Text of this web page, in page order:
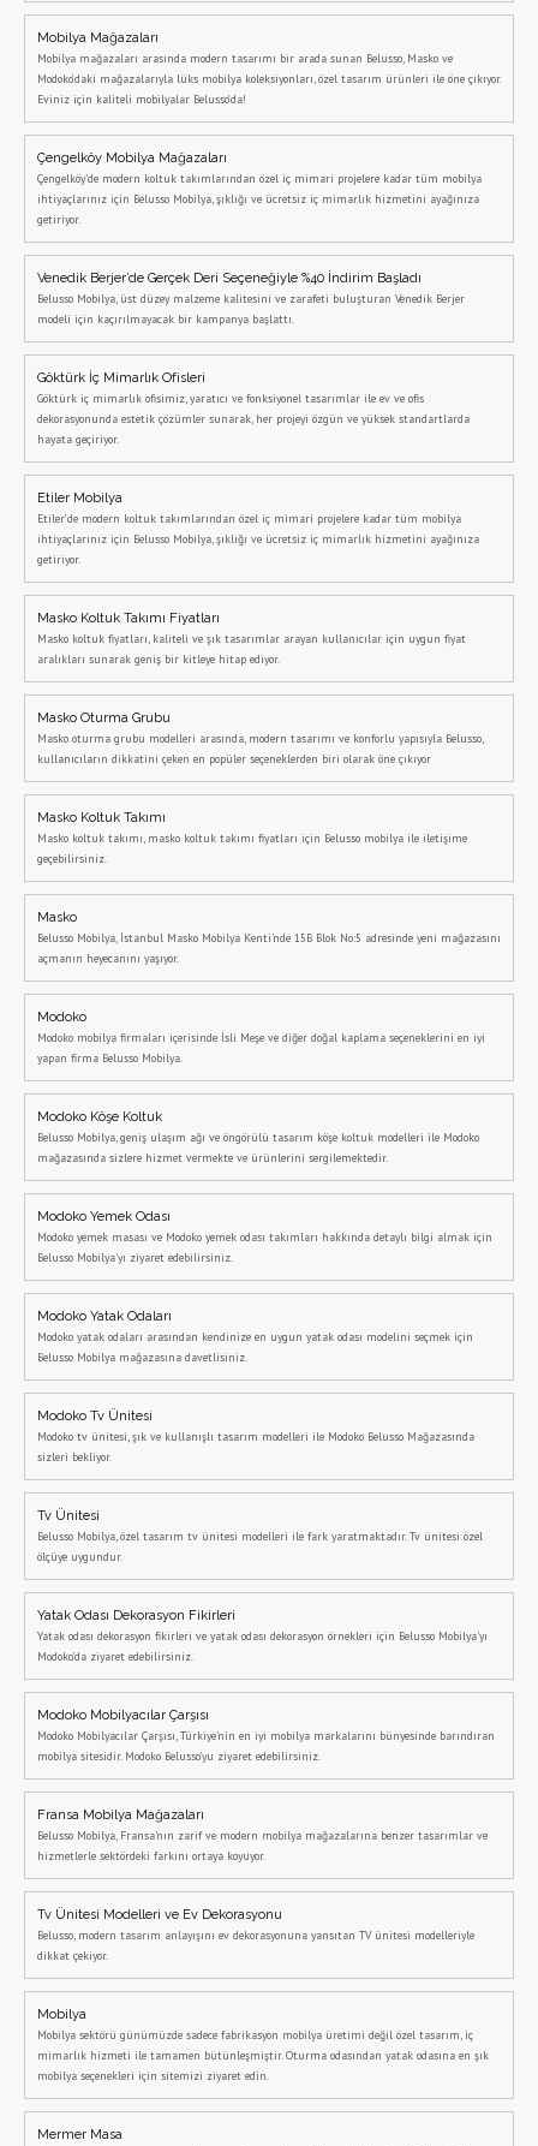
Mobilya Mağazaları
Mobilya mağazaları arasında modern tasarımı bir arada sunan Belusso, Masko ve
Modoko’daki mağazalarıyla lüks mobilya koleksiyonları, özel tasarım ürünleri ile öne çıkıyor.
Eviniz için kaliteli mobilyalar Belusso’da!
Çengelköy Mobilya Mağazaları
Çengelköy'de modern koltuk takımlarından özel iç mimari projelere kadar tüm mobilya
ihtiyaçlarınız için Belusso Mobilya, şıklığı ve ücretsiz iç mimarlık hizmetini ayağınıza
getiriyor.
Venedik Berjer’de Gerçek Deri Seçeneğiyle %40 İndirim Başladı
Belusso Mobilya, üst düzey malzeme kalitesini ve zarafeti buluşturan Venedik Berjer
modeli için kaçırılmayacak bir kampanya başlattı.
Göktürk İç Mimarlık Ofisleri
Göktürk iç mimarlık ofisimiz, yaratıcı ve fonksiyonel tasarımlar ile ev ve ofis
dekorasyonunda estetik çözümler sunarak, her projeyi özgün ve yüksek standartlarda
hayata geçiriyor.
Etiler Mobilya
Etiler’de modern koltuk takımlarından özel iç mimari projelere kadar tüm mobilya
ihtiyaçlarınız için Belusso Mobilya, şıklığı ve ücretsiz iç mimarlık hizmetini ayağınıza
getiriyor.
Masko Koltuk Takımı Fiyatları
Masko koltuk fiyatları, kaliteli ve şık tasarımlar arayan kullanıcılar için uygun fiyat
aralıkları sunarak geniş bir kitleye hitap ediyor.
Masko Oturma Grubu
Masko oturma grubu modelleri arasında, modern tasarımı ve konforlu yapısıyla Belusso,
kullanıcıların dikkatini çeken en popüler seçeneklerden biri olarak öne çıkıyor
Masko Koltuk Takımı
Masko koltuk takımı, masko koltuk takımı fiyatları için Belusso mobilya ile iletişime
geçebilirsiniz.
Masko
Belusso Mobilya, İstanbul Masko Mobilya Kenti'nde 15B Blok No:5 adresinde yeni mağazasını
açmanın heyecanını yaşıyor.
Modoko
Modoko mobilya firmaları içerisinde İsli Meşe ve diğer doğal kaplama seçeneklerini en iyi
yapan firma Belusso Mobilya.
Modoko Köşe Koltuk
Belusso Mobilya, geniş ulaşım ağı ve öngörülü tasarım köşe koltuk modelleri ile Modoko
mağazasında sizlere hizmet vermekte ve ürünlerini sergilemektedir.
Modoko Yemek Odası
Modoko yemek masası ve Modoko yemek odası takımları hakkında detaylı bilgi almak için
Belusso Mobilya'yı ziyaret edebilirsiniz.
Modoko Yatak Odaları
Modoko yatak odaları arasından kendinize en uygun yatak odası modelini seçmek için
Belusso Mobilya mağazasına davetlisiniz.
Modoko Tv Ünitesi
Modoko tv ünitesi, şık ve kullanışlı tasarım modelleri ile Modoko Belusso Mağazasında
sizleri bekliyor.
Tv Ünitesi
Belusso Mobilya, özel tasarım tv ünitesi modelleri ile fark yaratmaktadır. Tv ünitesi özel
ölçüye uygundur.
Yatak Odası Dekorasyon Fikirleri
Yatak odası dekorasyon fikirleri ve yatak odası dekorasyon örnekleri için Belusso Mobilya'yı
Modoko'da ziyaret edebilirsiniz.
Modoko Mobilyacılar Çarşısı
Modoko Mobilyacılar Çarşısı, Türkiye'nin en iyi mobilya markalarını bünyesinde barındıran
mobilya sitesidir. Modoko Belusso'yu ziyaret edebilirsiniz.
Fransa Mobilya Mağazaları
Belusso Mobilya, Fransa'nın zarif ve modern mobilya mağazalarına benzer tasarımlar ve
hizmetlerle sektördeki farkını ortaya koyuyor.
Tv Ünitesi Modelleri ve Ev Dekorasyonu
Belusso, modern tasarım anlayışını ev dekorasyonuna yansıtan TV ünitesi modelleriyle
dikkat çekiyor.
Mobilya
Mobilya sektörü günümüzde sadece fabrikasyon mobilya üretimi değil özel tasarım, iç
mimarlık hizmeti ile tamamen bütünleşmiştir. Oturma odasından yatak odasına en şık
mobilya seçenekleri için sitemizi ziyaret edin.
Mermer Masa